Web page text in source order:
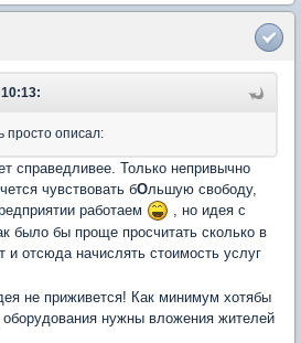
просто описал:
справедливее. Только непривычно
чувствовать бОльшую свободу,
работаем
, но идея с
было бы проще просчитать сколько в
и отсюда начислять стоимость услуг
не приживется! Как минимум хотябы
оборудования нужны вложения жителей